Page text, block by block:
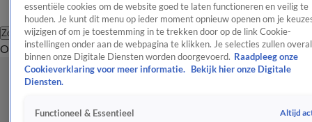
Zoeken
OverzichtEntertainmentSpraakmakendRealityCrimeVideo's
essentiële cookies om de website goed te laten functioneren en veilig te
houden. Je kunt dit menu op ieder moment opnieuw openen om je
wijzigen of om je toestemming in te trekken door op de link Cookie-
instellingen onder aan de webpagina te klikken. Je selecties zullen overal
binnen onze Digitale Diensten worden doorgevoerd. Raadpleeg onze
Cookieverklaring voor meer informatie.
Bekijk hier onze Digitale
Diensten.
Functioneel & Essentieel Altijd